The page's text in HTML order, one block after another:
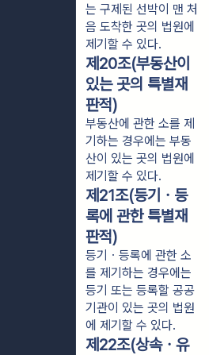
는 구제된 선박이 맨 처
음 도착한 곳의 법원에
제기할 수 있다.
제20조(부동산이
있는 곳의 특별재
판적)
부동산에 관한 소를 제
기하는 경우에는 부동
산이 있는 곳의 법원에
제기할 수 있다.
제21조(등기ㆍ등
록에 관한 특별재
판적)
등기ㆍ등록에 관한 소
를 제기하는 경우에는
등기 또는 등록할 공공
기관이 있는 곳의 법원
에 제기할 수 있다.
제22조(상속ㆍ유